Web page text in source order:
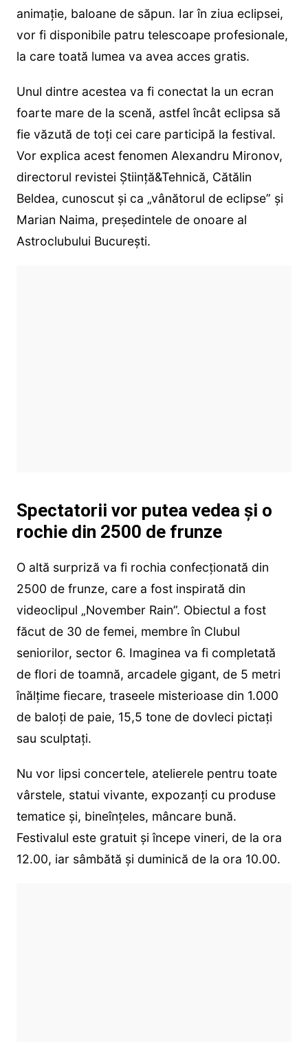
animație, baloane de săpun. Iar în ziua eclipsei,
vor fi disponibile patru telescoape profesionale,
la care toată lumea va avea acces gratis.
Unul dintre acestea va fi conectat la un ecran
foarte mare de la scenă, astfel încât eclipsa să
fie văzută de toți cei care participă la festival.
Vor explica acest fenomen Alexandru Mironov,
directorul revistei Știință&Tehnică, Cătălin
Beldea, cunoscut și ca „vânătorul de eclipse” și
Marian Naima, președintele de onoare al
Astroclubului București.
Spectatorii vor putea vedea și o
rochie din 2500 de frunze
O altă surpriză va fi rochia confecționată din
2500 de frunze, care a fost inspirată din
videoclipul „November Rain”. Obiectul a fost
făcut de 30 de femei, membre în Clubul
seniorilor, sector 6. Imaginea va fi completată
de flori de toamnă, arcadele gigant, de 5 metri
înălțime fiecare, traseele misterioase din 1.000
de baloți de paie, 15,5 tone de dovleci pictați
sau sculptați.
Nu vor lipsi concertele, atelierele pentru toate
vârstele, statui vivante, expozanți cu produse
tematice și, bineînțeles, mâncare bună.
Festivalul este gratuit și începe vineri, de la ora
12.00, iar sâmbătă și duminică de la ora 10.00.